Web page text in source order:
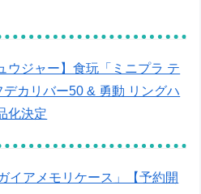
ウジャー】食玩「ミニプラ テ
カリバー50 & 勇動 リングハ
化決定
イアメモリケース」【予約開